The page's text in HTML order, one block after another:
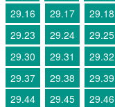
29.16
29.17 29.18
29.23
29.24 29.25
29.30
29.31 29.32
29.37
29.38 29.39
29.44
29.45 29.46